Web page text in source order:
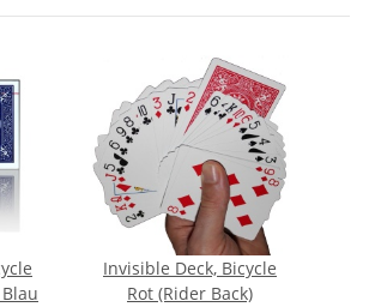
Invisible Deck, Bicycle
Rot (Rider Back)